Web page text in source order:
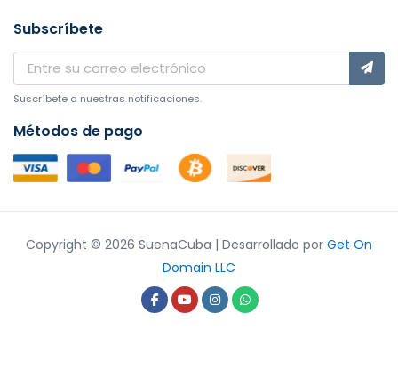
Subscríbete
Suscríbete a nuestras notificaciones.
Métodos de pago
Copyright © 2026 SuenaCuba | Desarrollado por Get On
Domain LLC